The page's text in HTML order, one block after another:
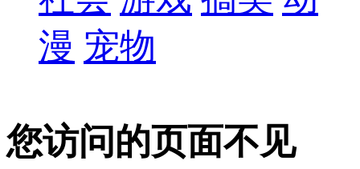
漫 宠物
您访问的页面不见